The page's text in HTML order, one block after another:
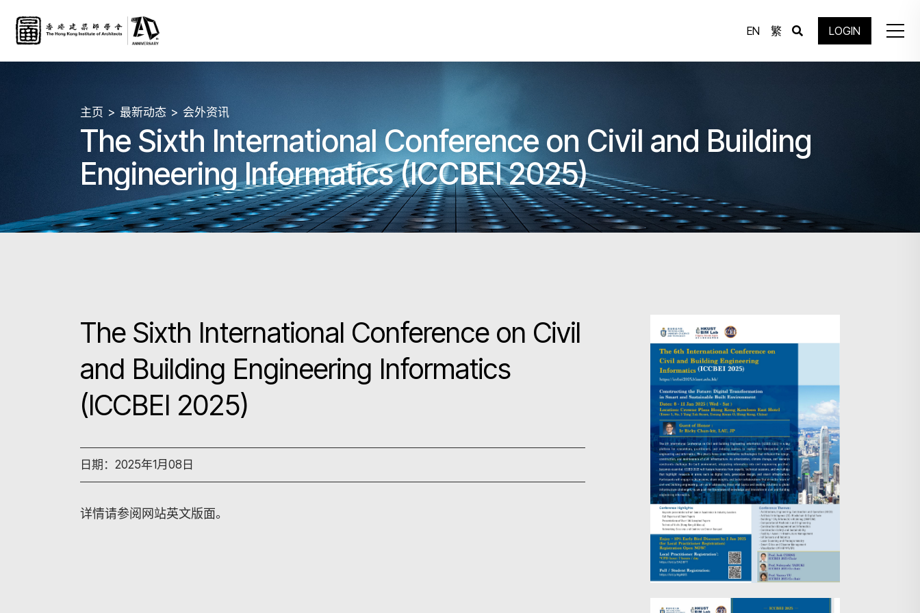
EN 繁 LOGIN
主页 最新动态 会外资讯
The Sixth International Conference on Civil and Building
Engineering Informatics (ICCBEI 2025)
The Sixth International Conference on Civil
and Building Engineering Informatics
(ICCBEI 2025)
日期：2025年1月08日
详情请参阅网站英文版面。